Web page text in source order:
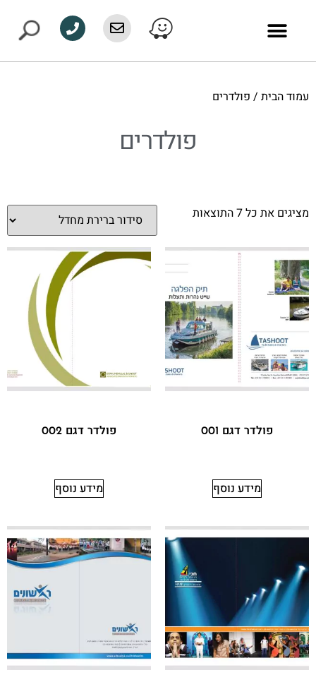
עמוד הבית / פולדרים
פולדרים
מציגים את כל ⁦7⁩ התוצאות
פולדר דגם 001
מידע נוסף
פולדר דגם 002
מידע נוסף